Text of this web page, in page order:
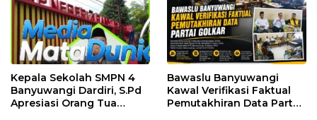
Kepala Sekolah SMPN 4
Banyuwangi Dardiri, S.Pd
Apresiasi Orang Tua
Bawaslu Banyuwangi
Kawal Verifikasi Faktual
Pemutakhiran Data Partai